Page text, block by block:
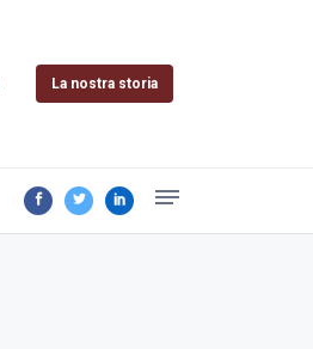
La nostra storia